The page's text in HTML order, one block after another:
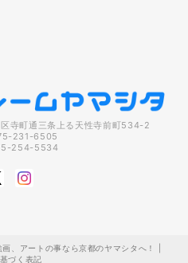
寺町通三条上る天性寺前町534-2
231-6505
254-5534
、アートの事なら京都のヤマシタへ！ |
づく表記